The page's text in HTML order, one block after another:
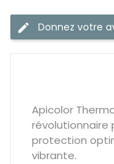
Donnez votre
Apicolor
révolutionnaire
protection
vibrante.